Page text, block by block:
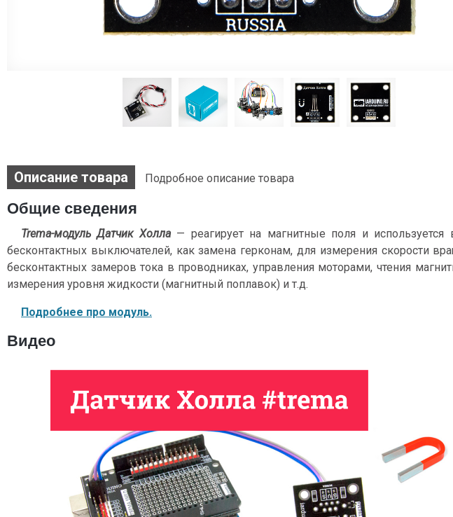
Описание товара Подробное описание товара
Общие сведения
Trema-модуль Датчик Холла— реагирует на магнитные поля и используется
бесконтактных выключателей, как замена герконам, для измерения скорости
бесконтактных замеров тока в проводниках, управления моторами, чтения
измерения уровня жидкости (магнитный поплавок) и т.д.
Подробнее про модуль.
Видео